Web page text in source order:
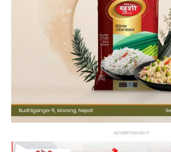
ADVERTISEMENT